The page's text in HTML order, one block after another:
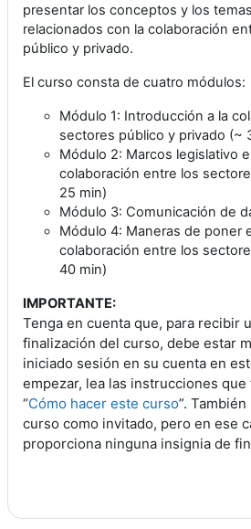
presentar los conceptos y los
relacionados con la colaboración
público y privado.
El curso consta de cuatro módulos:
Módulo 1: Introducción a la
sectores público y privado (~
Módulo 2: Marcos legislativo
colaboración entre los
25 min)
Módulo 3: Comunicación de
Módulo 4: Maneras de poner
colaboración entre los
40 min)
IMPORTANTE:
Tenga en cuenta que, para recibir
finalización del curso, debe estar
iniciado sesión en su cuenta en
empezar, lea las instrucciones
“Cómo hacer este curso”.
curso como invitado, pero en ese
proporciona ninguna insignia de